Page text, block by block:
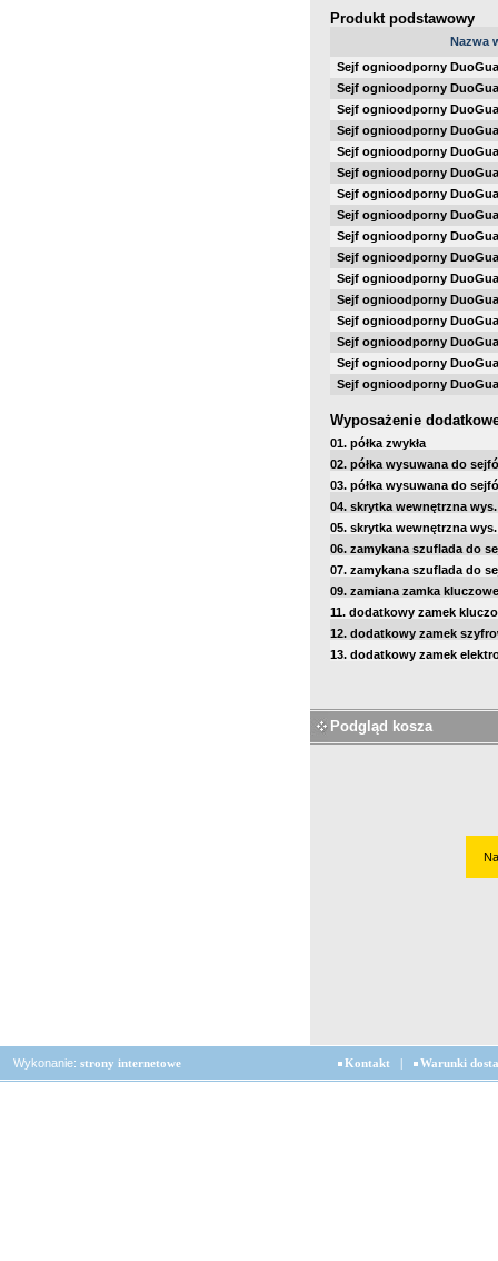
Produkt podstawowy
Nazwa
Sejf ognioodporny
Sejf ognioodporny
Sejf ognioodporny
Sejf ognioodporny
Sejf ognioodporny
Sejf ognioodporny
Sejf ognioodporny
Sejf ognioodporny
Sejf ognioodporny
Sejf ognioodporny
Sejf ognioodporny
Sejf ognioodporny
Sejf ognioodporny
Sejf ognioodporny
Sejf ognioodporny
Sejf ognioodporny
Wyposażenie
01. półka zwykła
02. półka wysuwana do
03. półka wysuwana do
04. skrytka wewnętrzna
05. skrytka wewnętrzna
06. zamykana szuflada do
07. zamykana szuflada do
09. zamiana zamka
11. dodatkowy zamek
12. dodatkowy zamek
13. dodatkowy zamek
Podgląd kosza
Wykonanie: strony internetowe Kontakt | Warunki